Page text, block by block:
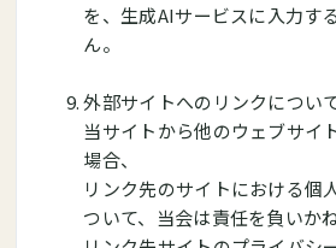
を、生成AIサービスに入力す
ん。
外部サイトへのリンクについ
当サイトから他のウェブサイ
場合、
リンク先のサイトにおける個
ついて、当会は責任を負いかね